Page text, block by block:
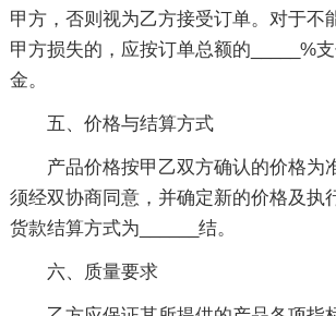
甲方，否则视为乙方接受订单。对于不
甲方损失的，应按订单总额的_____%
金。
五、价格与结算方式
产品价格按甲乙双方确认的价格为
须经双协商同意，并确定新的价格及执
货款结算方式为______结。
六、质量要求